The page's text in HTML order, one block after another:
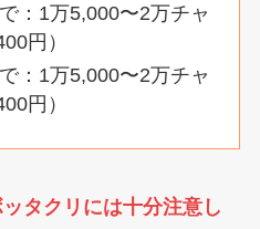
：1万5,000〜2万チャ
円）
：1万5,000〜2万チャ
円）
タクリには十分注意し